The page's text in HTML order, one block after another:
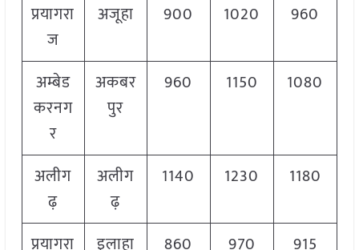
प्रयागरा
ज
अजूहा 900 1020 960
अम्बेड
करनग
र
अकबर
पुर
960 1150 1080
अलीग
ढ़
अलीग
ढ़
1140 1230 1180